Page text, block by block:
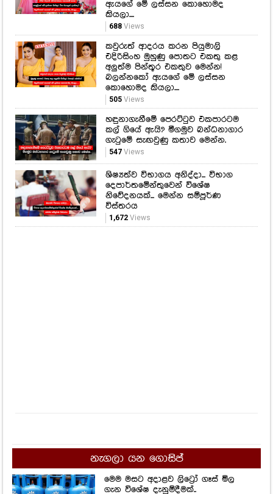
ඇයගේ මේ ලස්සන කොහොමද
කියලා....
688Views
කවුරුත් ආදරය කරන පියුමාලි
එදිරිසිංහ මුහුණු පොතට එකතු කළ
අලුත්ම පින්තූර එකතුව මෙන්න!
බලන්නකෝ ඇයගේ මේ ලස්සන
කොහොමද කියලා....
505Views
හඳුනාගැනීමේ පෙරට්ටුව එකපාරටම
කල් ගියේ ඇයි? මීගමුව බන්ධනාගාර
ගැටුමේ සැඟවුණු කතාව මෙන්න.
547Views
ශිෂ්‍යත්ව විභාගය අනිද්දා... විභාග
දෙපාර්තමේන්තුවෙන් විශේෂ
නිවේදනයක්... මෙන්න සම්පූර්ණ
විස්තරය
1,672Views
නැගලා යන ගොසිප්
මෙම මසට අදාළව ලිට්‍රෝ ගෑස් මිල
ගැන විශේෂ දැනුම්දීමක්..